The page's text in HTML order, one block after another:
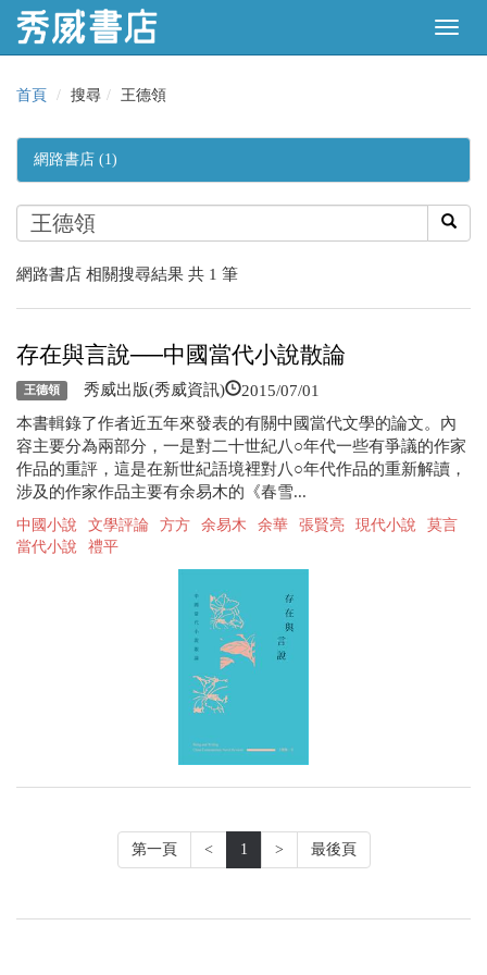
首頁 搜尋 王德領
網路書店 (1)
網路書店 相關搜尋結果 共 1 筆
存在與言說──中國當代小說散論
王德領 秀威出版(秀威資訊) 2015/07/01
本書輯錄了作者近五年來發表的有關中國當代文學的論文。內
容主要分為兩部分，一是對二十世紀八○年代一些有爭議的作家
作品的重評，這是在新世紀語境裡對八○年代作品的重新解讀，
涉及的作家作品主要有余易木的《春雪...
中國小說 文學評論 方方 余易木 余華 張賢亮 現代小說
莫言
當代小說
禮平
第一頁 < 1 > 最後頁